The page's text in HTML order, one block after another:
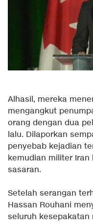
Alhasil, mereka
mengangkut
orang dengan dua
lalu. Dilaporkan
penyebab kejadian
kemudian militer
sasaran.
Setelah serangan
Hassan Rouhani
seluruh kesepakatan